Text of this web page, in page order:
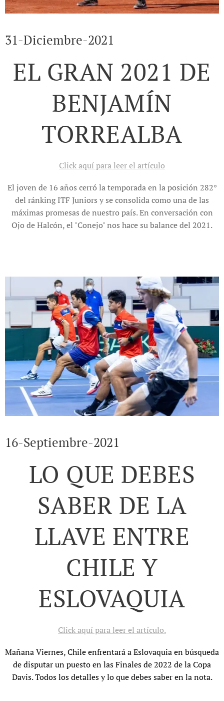
31-Diciembre-2021
EL GRAN 2021 DE
BENJAMÍN
TORREALBA
Click aquí para leer el artículo
El joven de 16 años cerró la temporada en la posición 282°
del ránking ITF Juniors y se consolida como una de las
máximas promesas de nuestro país. En conversación con
Ojo de Halcón, el "Conejo" nos hace su balance del 2021.
16-Septiembre-2021
LO QUE DEBES
SABER DE LA
LLAVE ENTRE
CHILE Y
ESLOVAQUIA
Click aquí para leer el artículo.
Mañana Viernes, Chile enfrentará a Eslovaquia en búsqueda
de disputar un puesto en las Finales de 2022 de la Copa
Davis. Todos los detalles y lo que debes saber en la nota.